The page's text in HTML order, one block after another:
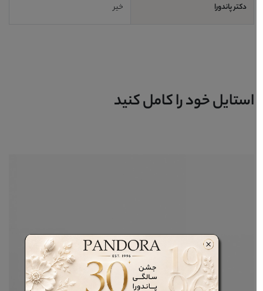
دکتر پاندورا خیر
استایل خود را کامل کنید